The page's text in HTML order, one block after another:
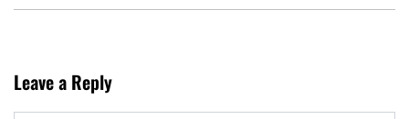
Leave a Reply